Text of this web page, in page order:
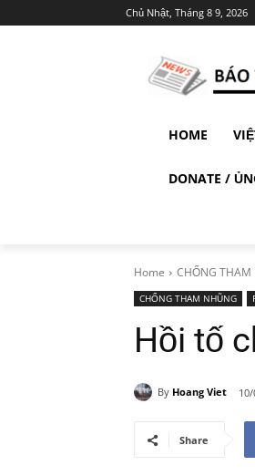
Chủ Nhật, Tháng 8 9, 2026
HOME
DONATE /
Home CHỐNG THAM
CHỐNG THAM NHŨNG
Hồi tố
By Hoang Viet
Share